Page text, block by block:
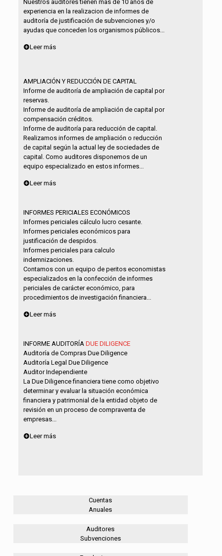
Nuestros auditores tienen mas de 10 años de
experiencia en la realizacion de informes de
auditoría de justificación de subvenciones y/o
ayudas que conceden los organismos públicos...
Leer más
AMPLIACIÓN Y REDUCCIÓN DE CAPITAL
Informe de auditoría de ampliación de capital por
reservas.
Informe de auditoría de ampliación de capital por
compensación créditos.
Informe de auditoría para reducción de capital.
Realizamos informes de ampliación o reducción
de capital según la actual ley de sociedades de
capital. Como auditores disponemos de un
equipo especializado en estos informes...
Leer más
INFORMES PERICIALES ECONÓMICOS
Informes periciales cálculo lucro cesante.
Informes periciales económicos para
justificación de despidos.
Informes periciales para calculo
indemnizaciones.
Contamos con un equipo de peritos economistas
especializados en la confección de informes
periciales de carácter económico, para
procedimientos de investigación financiera...
Leer más
INFORME AUDITORÍA DUE DILIGENCE
Auditoría de Compras Due Diligence
Auditoría Legal Due Diligence
Auditor Independiente
La Due Diligence financiera tiene como objetivo
determinar y evaluar la situación económica
financiera y patrimonial de la entidad objeto de
revisión en un proceso de compraventa de
empresas...
Leer más
Cuentas
Anuales
Auditores
Subvenciones